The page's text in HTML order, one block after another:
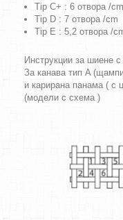
Tip C+ : 6 отвора /cm
Tip D : 7 отвора /cm
Tip E : 5,2 отвора /
Инструкции за шиене
За канава тип A
и карирана панама ( с
(модели с схема )